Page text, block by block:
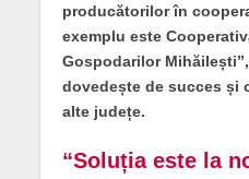
producătorilor în
exemplu este
Gospodarilor
dovedește de succes și
alte județe.
“Soluția este la